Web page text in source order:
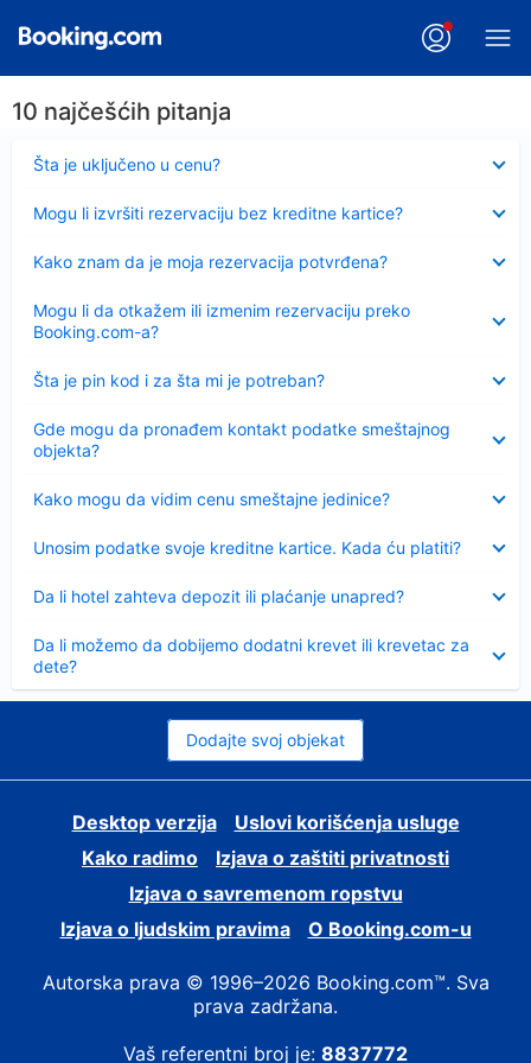
10 najčešćih pitanja
Šta je uključeno u cenu?
Sažeto
Mogu li izvršiti rezervaciju bez kreditne kartice?
Kako znam da je moja rezervacija potvrđena?
Mogu li da otkažem ili izmenim rezervaciju preko
Booking.com-a?
Šta je pin kod i za šta mi je potreban?
Sažeto
Gde mogu da pronađem kontakt podatke smeštajnog
objekta?
Kako mogu da vidim cenu smeštajne jedinice?
Unosim podatke svoje kreditne kartice. Kada ću platiti?
Da li hotel zahteva depozit ili plaćanje unapred?
Da li možemo da dobijemo dodatni krevet ili krevetac za
dete?
Dodajte svoj objekat
Desktop verzija
Uslovi korišćenja usluge
Kako radimo
Izjava o zaštiti privatnosti
Izjava o savremenom ropstvu
Izjava o ljudskim pravima
О Booking.com-u
Autorska prava © 1996–2026 Booking.com™. Sva
prava zadržana.
Vaš referentni broj je: 8837772